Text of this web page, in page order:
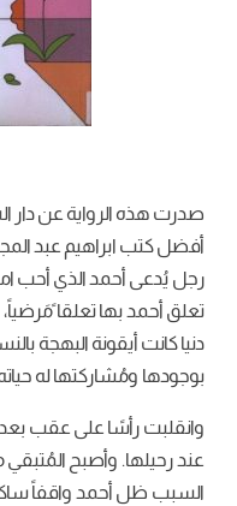
صدرت هذه الرواية عن دار
أفضل كتب ابراهيم عبد
رجل يُدعى أحمد الذي أحب
تعلق أحمد بها تعلقا
دنيا كانت أيقونة البهجة
بوجودها ومُشاركتها له
وانقلبت رأسًا على عقب بعد
عند رحيلها. وأصبح
السبب ظل أحمد واقفاً